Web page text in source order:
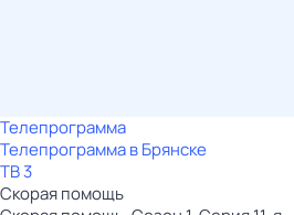
Телепрограмма
Телепрограмма в Брянске
ТВ 3
Скорая помощь